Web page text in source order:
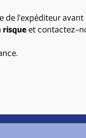
de l’expéditeur
risqueet contactez-